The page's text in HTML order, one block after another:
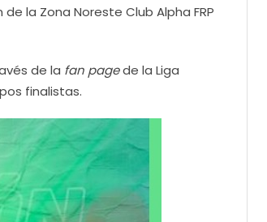
la Zona Noreste Club Alpha FRP
de la fan pagede la Liga
finalistas.